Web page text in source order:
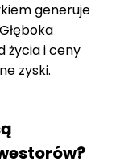
generuje
życia i ceny
zyski.